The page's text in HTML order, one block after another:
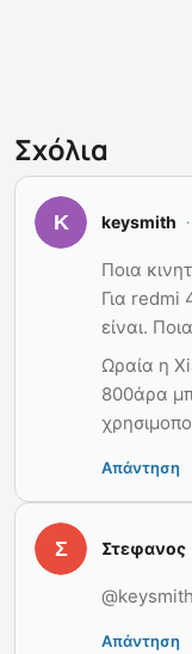
Σχόλια
keysmith
Ποια
Για redmi
είναι.
Ωραία η
800άρα
Απάντηση
Στεφανος
Απάντηση